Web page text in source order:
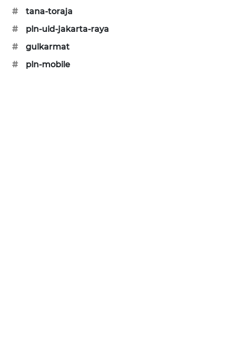
#
tana-toraja
#
pln-uid-jakarta-raya
#
gulkarmat
#
pln-mobile
LISTRIK
KELISTRIKAN